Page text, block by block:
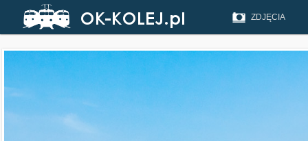
ZDJĘCIA